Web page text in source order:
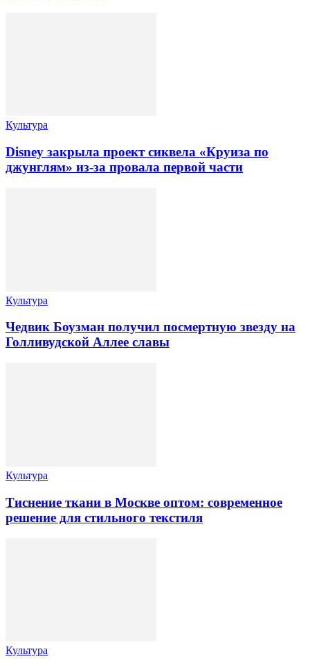
Культура
Disney закрыла проект сиквела «Круиза по
джунглям» из-за провала первой части
Культура
Чедвик Боузман получил посмертную звезду на
Голливудской Аллее славы
Культура
Тиснение ткани в Москве оптом: современное
решение для стильного текстиля
Культура